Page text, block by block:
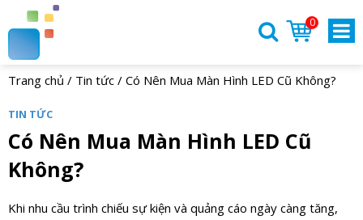
0
Trang chủ / Tin tức / Có Nên Mua Màn Hình LED Cũ Không?
TIN TỨC
Có Nên Mua Màn Hình LED Cũ
Không?
Khi nhu cầu trình chiếu sự kiện và quảng cáo ngày càng tăng,